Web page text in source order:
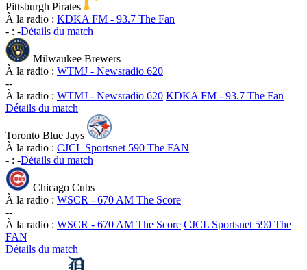
Pittsburgh Pirates
À la radio : KDKA FM - 93.7 The Fan
- : -Détails du match
Milwaukee Brewers
À la radio : WTMJ - Newsradio 620
--
À la radio : WTMJ - Newsradio 620 KDKA FM - 93.7 The Fan
Détails du match
Toronto Blue Jays
À la radio : CJCL Sportsnet 590 The FAN
- : -Détails du match
Chicago Cubs
À la radio : WSCR - 670 AM The Score
--
À la radio : WSCR - 670 AM The Score CJCL Sportsnet 590 The
FAN
Détails du match